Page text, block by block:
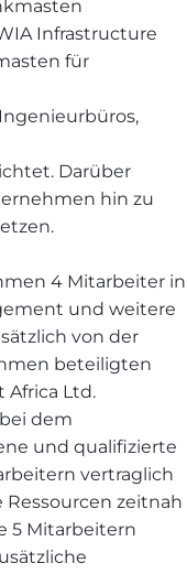
Infrastructure
für
Darüber
hin zu
4 Mitarbeiter in
und weitere
von der
beteiligten
Africa Ltd.
dem
und qualifizierte
vertraglich
zeitnah
5 Mitarbeitern